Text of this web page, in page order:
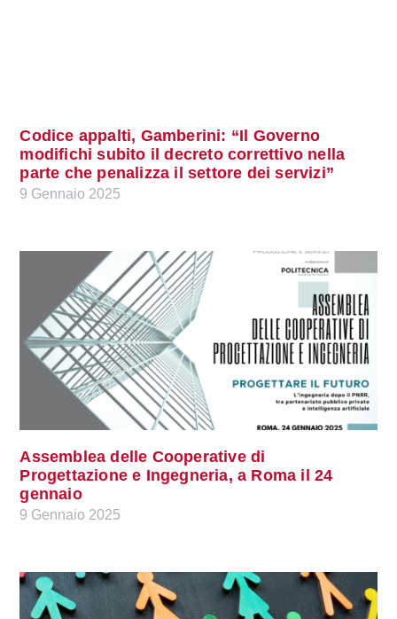
Codice appalti, Gamberini: “Il Governo
modifichi subito il decreto correttivo nella
parte che penalizza il settore dei servizi”
9 Gennaio 2025
Assemblea delle Cooperative di
Progettazione e Ingegneria, a Roma il 24
gennaio
9 Gennaio 2025